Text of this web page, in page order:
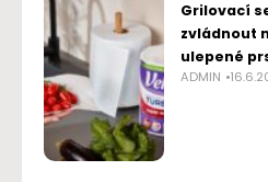
Grilovací
zvládnout
ulepené
ADMIN